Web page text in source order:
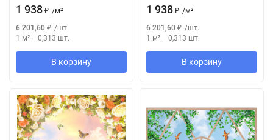
1 938 ₽ /м²
6 201,60 ₽ /шт.
1 м² = 0,313 шт.
В корзину
1 938 ₽ /м²
6 201,60 ₽ /шт.
1 м² = 0,313 шт.
В корзину